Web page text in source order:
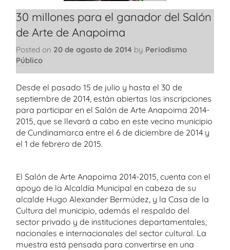
30 millones para el ganador del Salón
de Arte de Anapoima
Posted on 20 de agosto de 2014 by Periodismo
Público
Desde el pasado 15 de julio y hasta el 30 de
septiembre de 2014, están abiertas las inscripciones
para participar en el Salón de Arte Anapoima 2014-
2015, que se llevará a cabo en este vecino municipio
de Cundinamarca entre el 6 de diciembre de 2014 y
el 1 de febrero de 2015.
El Salón de Arte Anapoima 2014-2015, cuenta con el
apoyo de la Alcaldía Municipal en cabeza de su
alcalde Hugo Alexander Bermúdez, y la Casa de la
Cultura del municipio, además el respaldo del
sector privado y de instituciones departamentales,
nacionales e internacionales del sector cultural. La
muestra está pensada para convertirse en una